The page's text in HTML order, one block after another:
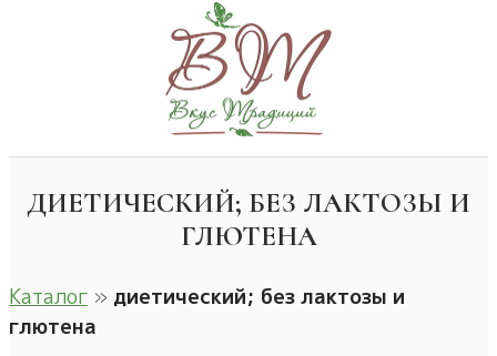
ДИЕТИЧЕСКИЙ; БЕЗ ЛАКТОЗЫ И
ГЛЮТЕНА
Каталог » диетический; без лактозы и
глютена